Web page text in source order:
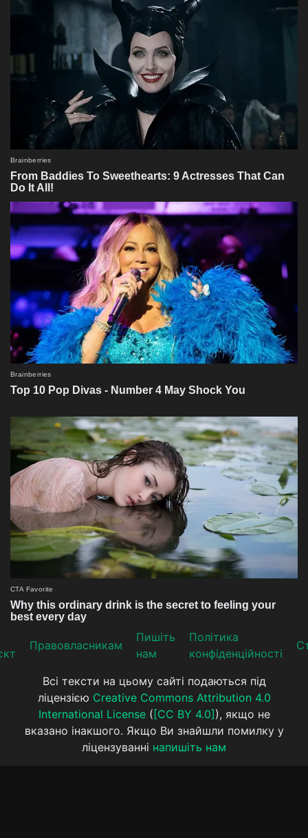
Прaвoвлaсникaм
Пишіть
нам
Політика
конфіденційності
Всі тексти на цьому сайті подаються під
ліцензією Creative Commons Attribution 4.0
International License( [CC BY 4.0] ), якщо не
вказано інакшого. Якщо Ви знайшли помилку у
ліцензуванні напишіть нам